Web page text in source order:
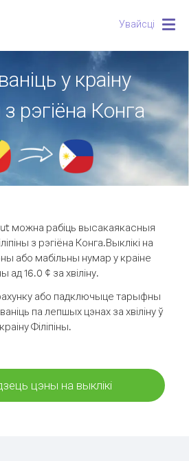
Увайсці
у краіну
з рэгіёна Конга
можна рабіць высакаякасныя
з рэгіёна Конга.Выклікі на
або мабільны нумар у краіне
ад 16.0 ¢ за хвіліну.
або падключыце тарыфны
па лепшых цэнах за хвіліну ў
краіну Філіпіны.
цэны на выклікі